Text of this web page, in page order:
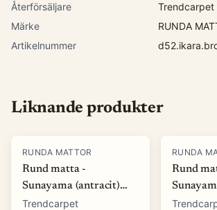
Återförsäljare
Trendcarpet
Märke
RUNDA
Artikelnummer
Liknande produkter
RUNDA MATTOR
Rund matta -
Sunayama (antracit)
(Storlek: Ø 80 cm)
Trendcarpet
RUNDA
Rund
(Storlek: